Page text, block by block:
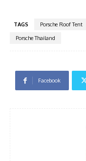
TAGS Porsche Roof Tent
Porsche Thailand
Facebook